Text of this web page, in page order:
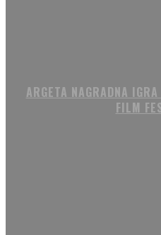
ARGETA NAGRADNA
FILM